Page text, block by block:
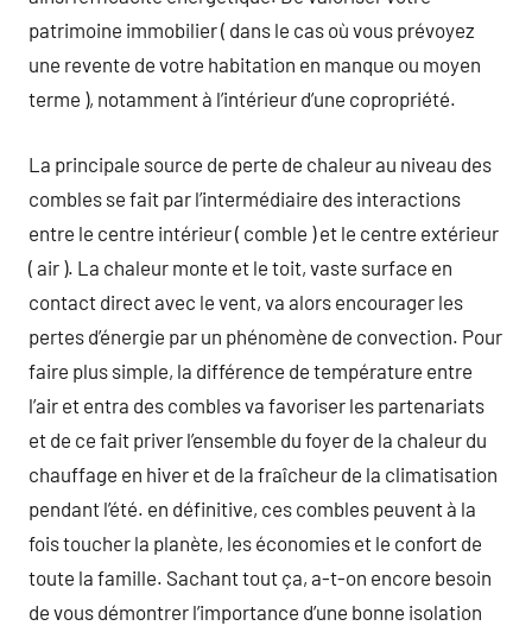
patrimoine immobilier ( dans le cas où vous prévoyez
une revente de votre habitation en manque ou moyen
terme ), notamment à l’intérieur d’une copropriété.
La principale source de perte de chaleur au niveau des
combles se fait par l’intermédiaire des interactions
entre le centre intérieur ( comble ) et le centre extérieur
( air ). La chaleur monte et le toit, vaste surface en
contact direct avec le vent, va alors encourager les
pertes d’énergie par un phénomène de convection. Pour
faire plus simple, la différence de température entre
l’air et entra des combles va favoriser les partenariats
et de ce fait priver l’ensemble du foyer de la chaleur du
chauffage en hiver et de la fraîcheur de la climatisation
pendant l’été. en définitive, ces combles peuvent à la
fois toucher la planète, les économies et le confort de
toute la famille. Sachant tout ça, a-t-on encore besoin
de vous démontrer l’importance d’une bonne isolation